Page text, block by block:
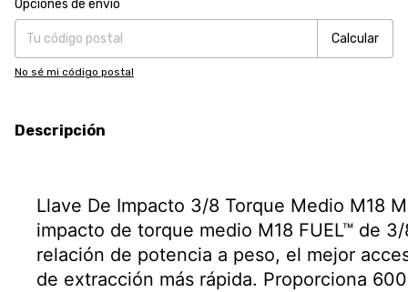
Opciones de envío
Calcular
No sé mi código postal
Descripción
Llave De Impacto 3/8 Torque Medio M18
impacto de torque medio M18 FUEL™ de
relación de potencia a peso, el mejor
de extracción más rápida. Proporciona